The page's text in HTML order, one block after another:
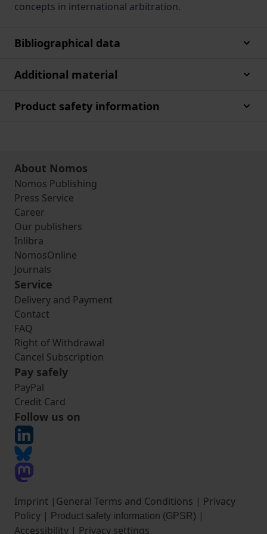
concepts in international arbitration.
Bibliographical data
Additional material
Product safety information
About Nomos
Nomos Publishing
Press Service
Career
Our publishers
Inlibra
NomosOnline
Journals
Service
Delivery and Payment
Contact
FAQ
Right of Withdrawal
Cancel Subscription
Pay safely
PayPal
Credit Card
Follow us on
Imprint | General Terms and Conditions | Privacy
Policy | Product safety information (GPSR) |
Accessibility | Privacy settings